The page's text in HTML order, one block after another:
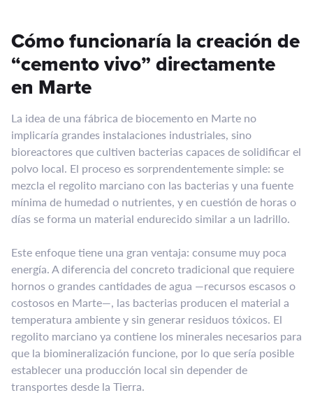
Cómo funcionaría la creación de
“cemento vivo” directamente
en Marte
La idea de una fábrica de biocemento en Marte no
implicaría grandes instalaciones industriales, sino
bioreactores que cultiven bacterias capaces de solidificar el
polvo local. El proceso es sorprendentemente simple: se
mezcla el regolito marciano con las bacterias y una fuente
mínima de humedad o nutrientes, y en cuestión de horas o
días se forma un material endurecido similar a un ladrillo.
Este enfoque tiene una gran ventaja: consume muy poca
energía. A diferencia del concreto tradicional que requiere
hornos o grandes cantidades de agua —recursos escasos o
costosos en Marte—, las bacterias producen el material a
temperatura ambiente y sin generar residuos tóxicos. El
regolito marciano ya contiene los minerales necesarios para
que la biomineralización funcione, por lo que sería posible
establecer una producción local sin depender de
transportes desde la Tierra.